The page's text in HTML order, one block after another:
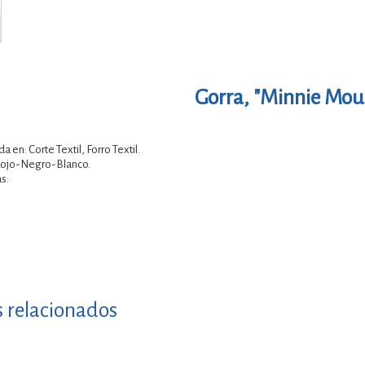
Gorra, "Minnie
en: Corte Textil, Forro Textil.
Negro-Blanco.
relacionados